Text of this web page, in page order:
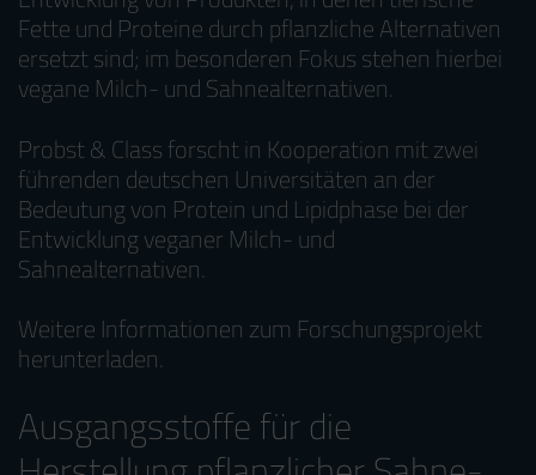
Fette und Proteine durch pflanzliche Alternativen
ersetzt sind; im besonderen Fokus stehen hierbei
vegane Milch- und Sahnealternativen.
Probst & Class forscht in Kooperation mit zwei
führenden deutschen Universitäten an der
Bedeutung von Protein und Lipidphase bei der
Entwicklung veganer Milch- und
Sahnealternativen.
Weitere Informationen zum Forschungsprojekt
herunterladen.
Ausgangsstoffe für die